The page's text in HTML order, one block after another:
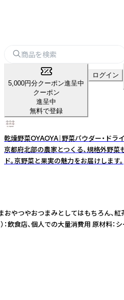
5,000円分クーポン進呈中
クーポン
進呈中
無料で登録
ログイン
乾燥野菜OYAOYA｜野菜パウダー・ドラ
京都府北部の農家とつくる、規格外野
ド。京野菜と果実の魅力をお届けします。
おつまみとしてはもちろ
飲食店、個人での大量消費用